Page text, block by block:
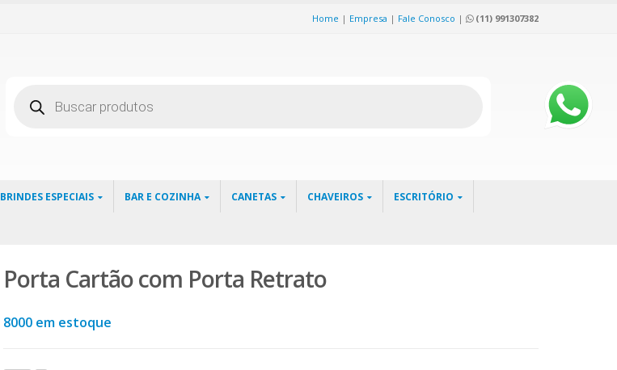
Home | Empresa | Fale Conosco | (11) 991307382
produtos
BRINDES ESPECIAIS BAR E COZINHA CANETAS CHAVEIROS ESCRITÓRIO
Porta Cartão com Porta Retrato
8000 em estoque